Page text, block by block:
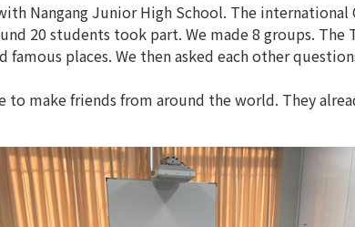
Nangang Junior High School. The international
20 students took part. We made 8 groups. The
places. We then asked each other
make friends from around the world. They